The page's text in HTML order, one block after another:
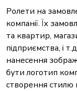
Ролети на
компанії. Їх
та квартир,
підприємства, і
нанесення
бути логотип
створення стилю